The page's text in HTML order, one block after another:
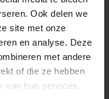
Ook delen we
site met onze
en analyse. Deze
met andere
of die ze hebben
van hun services.